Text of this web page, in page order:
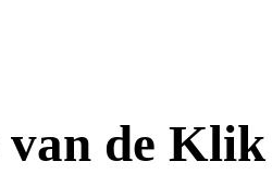
van de Klik